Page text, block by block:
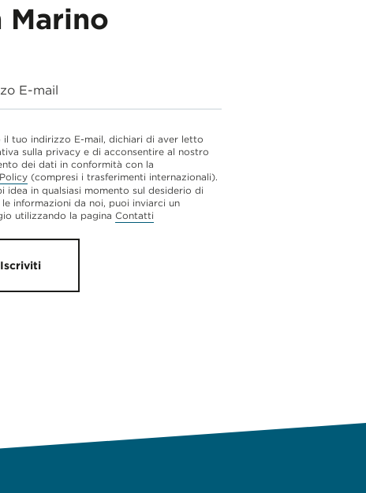
Marino
E-mail
il tuo indirizzo E-mail, dichiari di aver letto
sulla privacy e di acconsentire al nostro
dei dati in conformità con la
(compresi i trasferimenti internazionali).
idea in qualsiasi momento sul desiderio di
le informazioni da noi, puoi inviarci un
utilizzando la pagina Contatti
Iscriviti